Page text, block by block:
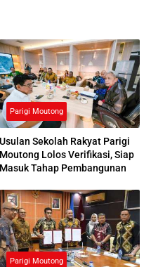
Parigi Moutong
Usulan Sekolah Rakyat Parigi
Moutong Lolos Verifikasi, Siap
Masuk Tahap Pembangunan
Parigi Moutong